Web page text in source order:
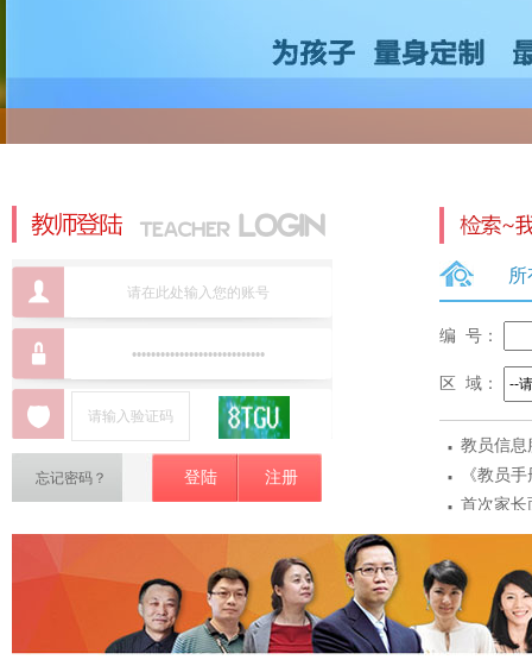
忘记密码？ 登陆 注册
编 号：
区 域：
· 教员信息
标准
· 《教员
· 首次家长
项
· 教员敏感
密
· 教员第一
注意事...
· 教员认证